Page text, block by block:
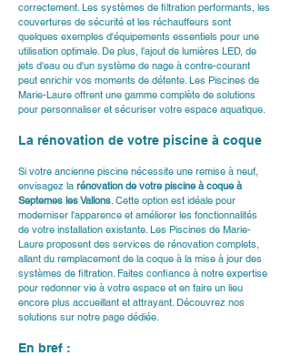
correctement. Les systèmes de filtration performants, les
couvertures de sécurité et les réchauffeurs sont
quelques exemples d'équipements essentiels pour une
utilisation optimale. De plus, l'ajout de lumières LED, de
jets d'eau ou d'un système de nage à contre-courant
peut enrichir vos moments de détente. Les Piscines de
Marie-Laure offrent une gamme complète de solutions
pour personnaliser et sécuriser votre espace aquatique.
La rénovation de votre piscine à coque
Si votre ancienne piscine nécessite une remise à neuf,
envisagez la rénovation de votre piscine à coque à
Septemes les Vallons. Cette option est idéale pour
moderniser l'apparence et améliorer les fonctionnalités
de votre installation existante. Les Piscines de Marie-
Laure proposent des services de rénovation complets,
allant du remplacement de la coque à la mise à jour des
systèmes de filtration. Faites confiance à notre expertise
pour redonner vie à votre espace et en faire un lieu
encore plus accueillant et attrayant. Découvrez nos
solutions sur notre page dédiée.
En bref :